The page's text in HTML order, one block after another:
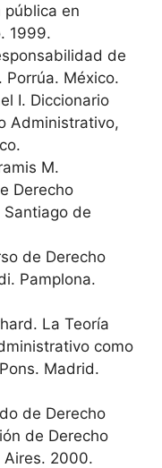
pública en
1999.
de
Porrúa. México.
I. Diccionario
Administrativo,
M.
Derecho
de
de Derecho
Pamplona.
La Teoría
como
Madrid.
de Derecho
de Derecho
Aires. 2000.